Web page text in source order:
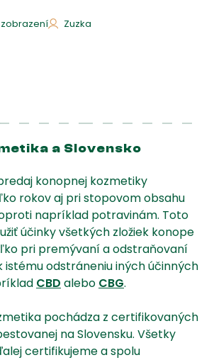
zobrazení Zuzka
a Slovensko
konopnej kozmetiky
rokov aj pri stopovom obsahu
oproti napríklad potravinám. Toto
účinky všetkých zložiek konope
pri premývaní a odstraňovaní
istému odstráneniu iných účinných
CBD alebo CBG.
pochádza z certifikovaných
na Slovensku. Všetky
certifikujeme a spolu